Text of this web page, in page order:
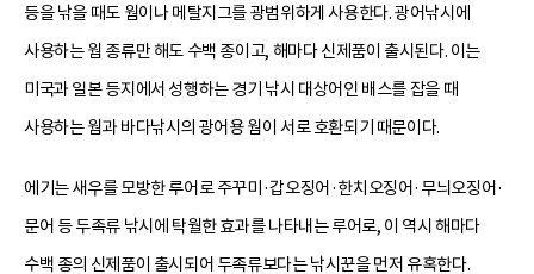
등을 낚을 때도 웜이나 메탈지그를 광범위하게 사용한다. 광어낚시에
사용하는 웜 종류만 해도 수백 종이고, 해마다 신제품이 출시된다. 이는
미국과 일본 등지에서 성행하는 경기 낚시 대상어인 배스를 잡을 때
사용하는 웜과 바다낚시의 광어용 웜이 서로 호환되기 때문이다.
에기는 새우를 모방한 루어로 주꾸미·갑오징어·한치오징어·무늬오징어·
문어 등 두족류 낚시에 탁월한 효과를 나타내는 루어로, 이 역시 해마다
수백 종의 신제품이 출시되어 두족류보다는 낚시꾼을 먼저 유혹한다.